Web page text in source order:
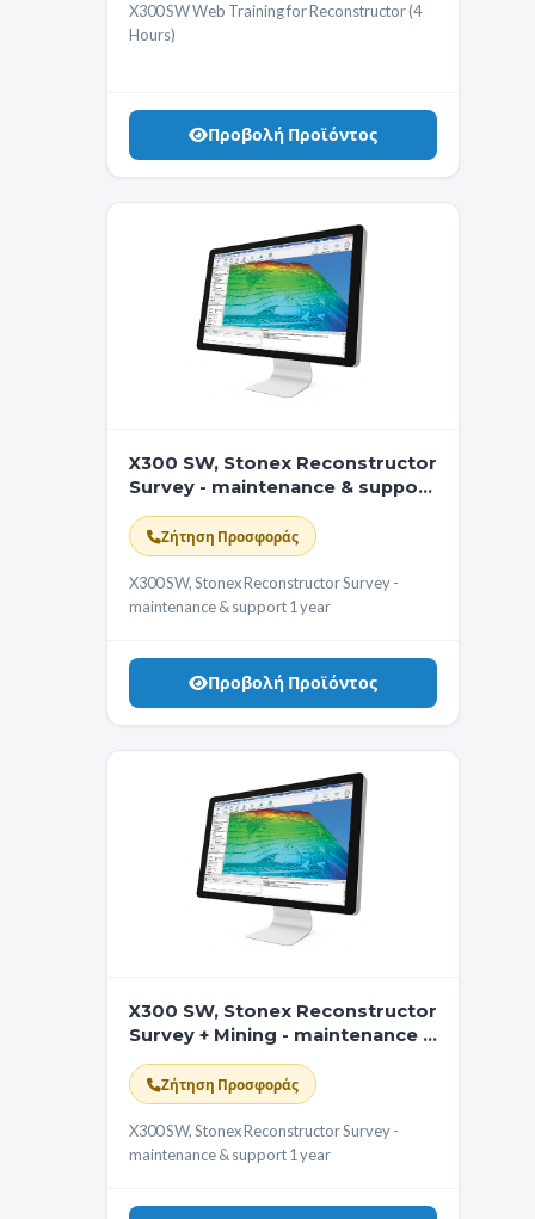
X300 SW Web Training for Reconstructor (4
Hours)
Προβολή Προϊόντος
X300 SW, Stonex Reconstructor
Survey - maintenance & support
1 year
Ζήτηση Προσφοράς
X300 SW, Stonex Reconstructor Survey -
maintenance & support 1 year
Προβολή Προϊόντος
X300 SW, Stonex Reconstructor
Survey + Mining - maintenance &
support 1 year
Ζήτηση Προσφοράς
X300 SW, Stonex Reconstructor Survey -
maintenance & support 1 year